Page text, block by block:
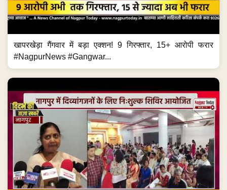
खापरखेड़ा गैंगवार में बड़ा एक्शन! 9 गिरफ्तार, 15+ आरोपी फरार
#NagpurNews #Gangwar...